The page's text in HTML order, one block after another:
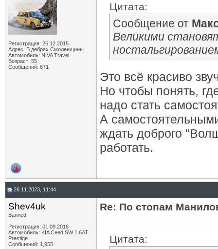
Регистрация: 26.12.2015
Адрес: В дебрях Смоленщины
Автомобиль: NIVA Travel
Возраст: 55
Сообщений: 671
Цитата:
Сообщение от
Великими
Это всё красиво
Но чтобы понять,
надо стать
А
ждать доброго
работать.
26.11.2023, 11:44
Shev4uk
Banned
Регистрация: 01.09.2018
Автомобиль: KIA Ceed SW 1,6AT
Prestige
Сообщений: 1,955
Re: По стопам
Цитата: